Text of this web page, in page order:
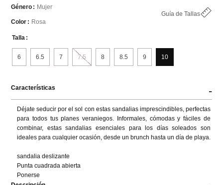
Género
Mujer
Guía de Tallas
Color
Rosa
Talla
6 6.5 7 7.5 8 8.5 9 10
Características -
Déjate seducir por el sol con estas sandalias imprescindibles, perfectas
para todos tus planes veraniegos. Informales, cómodas y fáciles de
combinar, estas sandalias esenciales para los días soleados son
ideales para cualquier ocasión, desde un brunch hasta un día de playa.
sandalia deslizante
Punta cuadrada abierta
Ponerse